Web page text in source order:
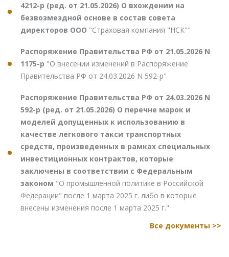
4212-р (ред. от 21.05.2026) О вхождении на
безвозмездной основе в состав совета
директоров ООО "Страховая компания "НСК""
Распоряжение Правительства РФ от 21.05.2026 N
1175-р "О внесении изменений в Распоряжение
Правительства РФ от 24.03.2026 N 592-р"
Распоряжение Правительства РФ от 24.03.2026 N
592-р (ред. от 21.05.2026) О перечне марок и
моделей допущенных к использованию в
качестве легкового такси транспортных
средств, произведенных в рамках специальных
инвестиционных контрактов, которые
заключены в соответствии с Федеральным
законом "О промышленной политике в Российской
Федерации" после 1 марта 2025 г. либо в которые
внесены изменения после 1 марта 2025 г."
Все документы >>